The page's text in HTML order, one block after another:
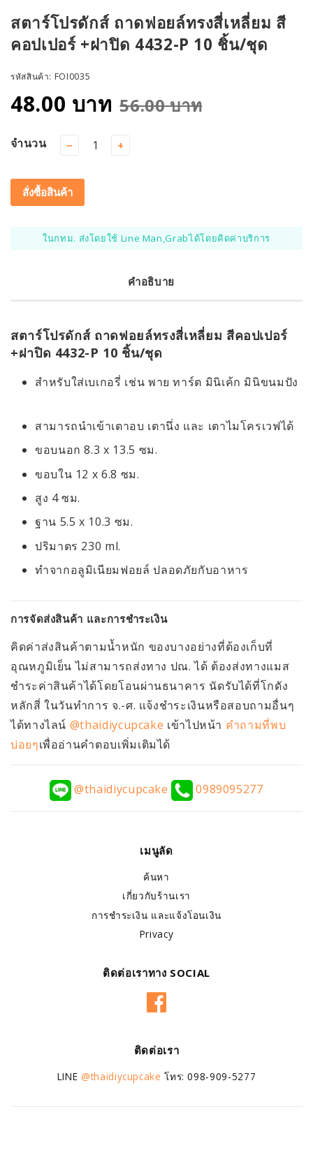
สตาร์โปรดักส์ ถาดฟอยล์ทรงสี่เหลี่ยม สี
คอปเปอร์ +ฝาปิด 4432-P 10 ชิ้น/ชุด
รหัสสินค้า: FOI0035
48.00 บาท 56.00 บาท
จำนวน − +
สั่งซื้อสินค้า
ในกทม. ส่งโดยใช้ Line Man,Grabได้โดยคิดค่าบริการ
คำอธิบาย
สตาร์โปรดักส์ ถาดฟอยล์ทรงสี่เหลี่ยม สีคอปเปอร์
+ฝาปิด 4432-P 10 ชิ้น/ชุด
สำหรับใส่เบเกอรี่ เช่น พาย ทาร์ต มินิเค้ก มินิขนมปัง
สามารถนำเข้าเตาอบ เตานึ่ง และ เตาไมโครเวฟได้
ขอบนอก 8.3 x 13.5 ซม.
ขอบใน 12 x 6.8 ซม.
สูง 4 ซม.
ฐาน 5.5 x 10.3 ซม.
ปริมาตร 230 ml.
ทำจากอลูมิเนียมฟอยล์ ปลอดภัยกับอาหาร
การจัดส่งสินค้า และการชำระเงิน
คิดค่าส่งสินค้าตามน้ำหนัก ของบางอย่างที่ต้องเก็บที่
อุณหภูมิเย็น ไม่สามารถส่งทาง ปณ. ได้ ต้องส่งทางแมส
ชำระค่าสินค้าได้โดยโอนผ่านธนาคาร นัดรับได้ที่โกดัง
หลักสี่ ในวันทำการ จ.-ศ. แจ้งชำระเงินหรือสอบถามอื่นๆ
ได้ทางไลน์ @thaidiycupcake เข้าไปหน้า คำถามที่พบ
บ่อยๆเพื่ออ่านคำตอบเพิ่มเติมได้
@thaidiycupcake 0989095277
เมนูลัด
ค้นหา
เกี่ยวกับร้านเรา
การชำระเงิน และแจ้งโอนเงิน
Privacy
ติดต่อเราทาง SOCIAL
ติดต่อเรา
LINE@thaidiycupcake โทร: 098-909-5277